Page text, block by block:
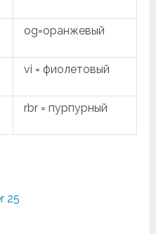
og=оранжевый
vi = фиолетовый
rbr = пурпурный
25